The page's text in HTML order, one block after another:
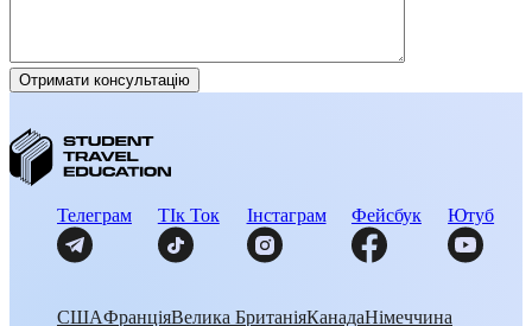
СШАФранціяВелика БританіяКанадаНімеччина
Телеграм ТІк Ток Інстаграм Фейсбук Ютуб